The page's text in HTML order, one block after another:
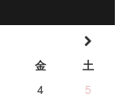
金
土
4
5